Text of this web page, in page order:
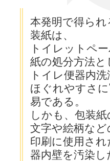
本発明で得ら
装紙は、
トイレットペ
紙の処分方法と
トイレ便器内
ほぐれやすさ
易である。
しかも、包装
文字や絵柄など
印刷に使用さ
器内壁を汚染し